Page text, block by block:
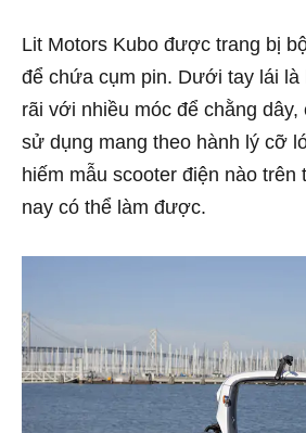
Lit Motors Kubo được trang bị
để chứa cụm pin. Dưới tay lái là
rãi với nhiều móc để chằng
sử dụng mang theo hành lý cỡ
hiếm mẫu scooter điện nào trên
nay có thể làm được.